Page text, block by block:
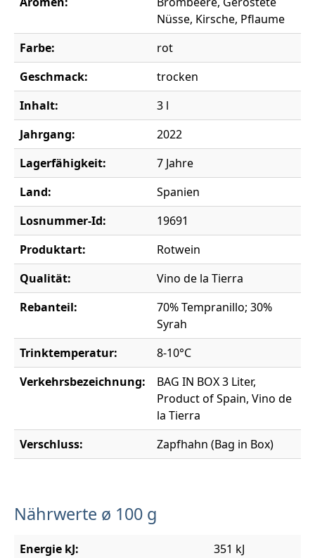
Nüsse, Kirsche, Pflaume
Farbe:
rot
Geschmack:
trocken
Inhalt:
3 l
Jahrgang:
2022
Lagerfähigkeit:
7 Jahre
Land:
Spanien
Losnummer-Id:
19691
Produktart:
Rotwein
Qualität:
Vino de la Tierra
Rebanteil:
70% Tempranillo; 30%
Syrah
Trinktemperatur:
8-10°C
Verkehrsbezeichnung:
BAG IN BOX 3 Liter,
Product of Spain, Vino de
la Tierra
Verschluss:
Zapfhahn (Bag in Box)
Nährwerte ø 100 g
Energie kJ:
351 kJ